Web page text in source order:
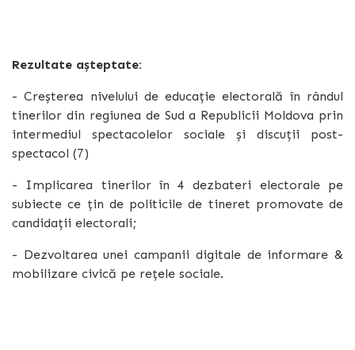
Rezultate așteptate:
- Creșterea nivelului de educație electorală în rândul
tinerilor din regiunea de Sud a Republicii Moldova prin
intermediul spectacolelor sociale și discuții post-
spectacol (7)
- Implicarea tinerilor în 4 dezbateri electorale pe
subiecte ce țin de politicile de tineret promovate de
candidații electorali;
- Dezvoltarea unei campanii digitale de informare &
mobilizare civică pe rețele sociale.